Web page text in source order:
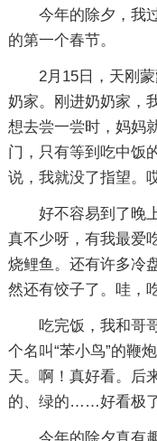
今年的除夕，我
的第一个春节。
2月15日，天刚
奶家。刚进奶奶家，
想去尝一尝时，妈妈
门，只有等到吃中饭
说，我就没了指望。
好不容易到了晚
真不少呀，有我最爱
烧鲤鱼。还有许多冷
然还有饺子了。哇，
吃完饭，我和哥
个名叫“苯小鸟”的鞭
天。啊！真好看。后
的、绿的……好看极了